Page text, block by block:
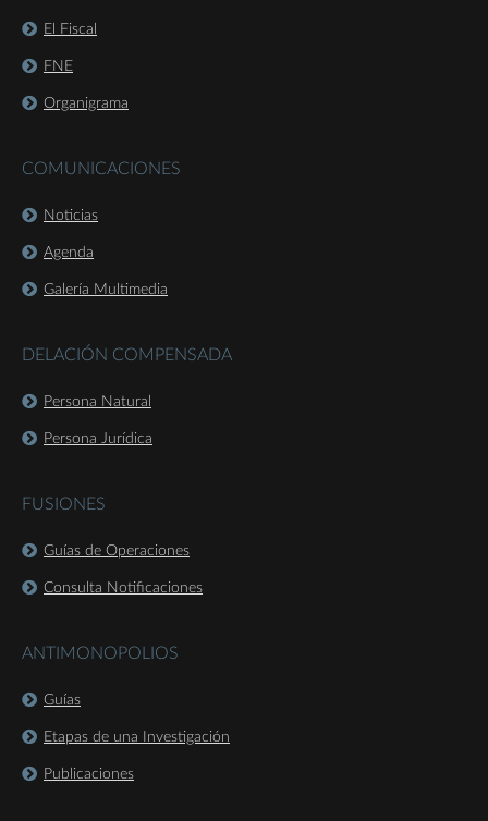
El Fiscal
FNE
Organigrama
COMUNICACIONES
Noticias
Agenda
Galería Multimedia
DELACIÓN COMPENSADA
Persona Natural
Persona Jurídica
FUSIONES
Guías de Operaciones
Consulta Notificaciones
ANTIMONOPOLIOS
Guías
Etapas de una Investigación
Publicaciones